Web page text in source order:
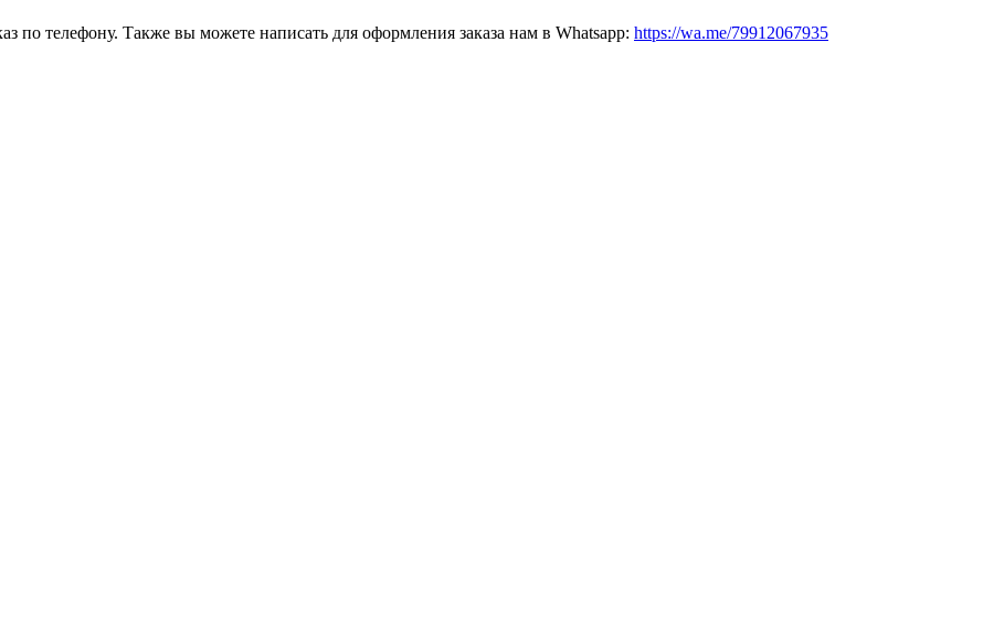
по телефону. Также вы можете написать для оформления заказа нам в Whatsapp: https://wa.me/79912067935